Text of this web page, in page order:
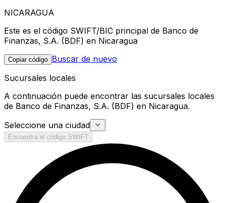
NICARAGUA
Este es el código SWIFT/BIC principal de Banco de
Finanzas, S.A. (BDF) en Nicaragua
Copiar código Buscar de nuevo
Sucursales locales
A continuación puede encontrar las sucursales locales
de Banco de Finanzas, S.A. (BDF) en Nicaragua.
Seleccione una ciudad
Encuentra el código SWIFT